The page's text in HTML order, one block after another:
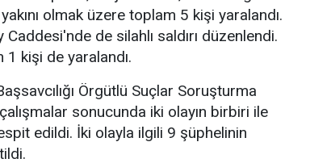
olmak üzere toplam 5 kişi yaralandı.
de silahlı saldırı düzenlendi.
1 kişi de yaralandı.
Örgütlü Suçlar Soruşturma
sonucunda iki olayın birbiri ile
edildi. İki olayla ilgili 9 şüphelinin